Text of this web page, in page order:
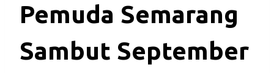
Pemuda Semarang
Sambut September